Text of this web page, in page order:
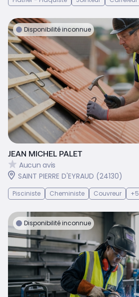
Disponibilité inconnue
JEAN MICHEL PALET
Aucun avis
SAINT PIERRE D'EYRAUD (24130)
Pisciniste Cheministe Couvreur +5
Disponibilité inconnue